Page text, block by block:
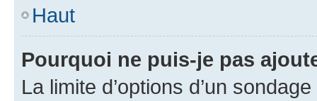
Haut
Pourquoi ne puis-je pas
La limite d’options d’un